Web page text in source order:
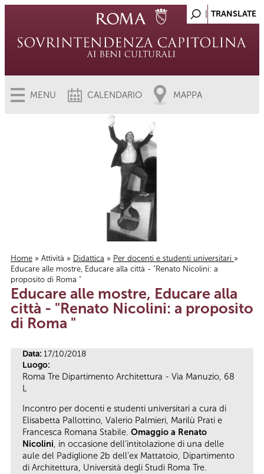
MENU CALENDARIO MAPPA
Tu sei qui
Home » Attività » Didattica » Per docenti e studenti universitari »
Educare alle mostre, Educare alla città - "Renato Nicolini: a
proposito di Roma "
Educare alle mostre, Educare alla
città - "Renato Nicolini: a proposito
di Roma "
Data: 17/10/2018
Luogo:
Roma Tre Dipartimento Architettura - Via Manuzio, 68
L
Incontro per docenti e studenti universitari a cura di
Elisabetta Pallottino, Valerio Palmieri, Marilù Prati e
Francesca Romana Stabile. Omaggio a Renato
Nicolini, in occasione dell’intitolazione di una delle
aule del Padiglione 2b dell’ex Mattatoio, Dipartimento
di Architettura, Università degli Studi Roma Tre.